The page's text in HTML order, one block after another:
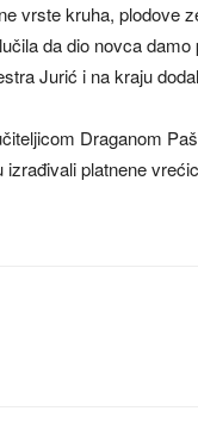
vrste kruha, plodove
da dio novca
Jurić i na kraju
Draganom
platnene